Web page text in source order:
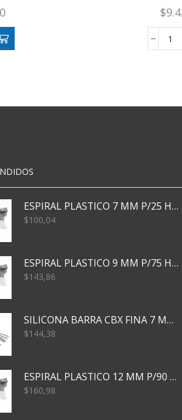
$
ESPIRAL PLASTICO 7 MM P/25 HJS X50x3000
$100,04
ESPIRAL PLASTICO 9 MM P/75 HJS X50X2400
$143,86
SILICONA BARRA CBX FINA 7 MM 28 CM
$144,38
ESPIRAL PLASTICO 12 MM P/90 HJS X50X1500
$160,98